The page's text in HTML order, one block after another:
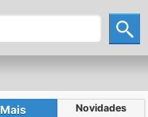
Mais
Novidades